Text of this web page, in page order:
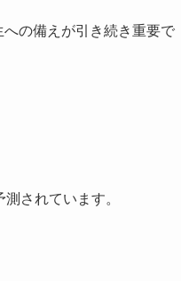
の備えが引き続き重要で
されています。